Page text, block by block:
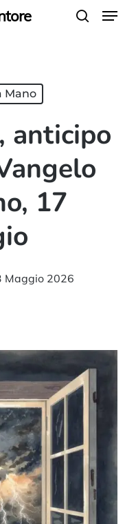
Menu
Mano
anticipo
17
Maggio 2026